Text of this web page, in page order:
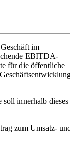
im
EBITDA-
für die öffentliche
innerhalb dieses
zum Umsatz-